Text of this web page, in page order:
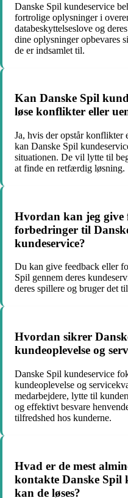
Danske Spil kundeservice
fortrolige oplysninger i
databeskyttelseslove og
dine oplysninger opbevares
de er indsamlet til.
Kan Danske Spil
løse konflikter eller
Ja, hvis der opstår konflikter
kan Danske Spil
situationen. De vil lytte til
at finde en retfærdig løsning.
Hvordan kan jeg give
forbedringer til
kundeservice?
Du kan give feedback eller
Spil gennem deres
deres spillere og bruger det
Hvordan sikrer
kundeoplevelse og
Danske Spil kundeservice
kundeoplevelse og
medarbejdere, lytte til
og effektivt besvare
tilfredshed hos kunderne.
Hvad er de mest
kontakte Danske Spil
kan de løses?